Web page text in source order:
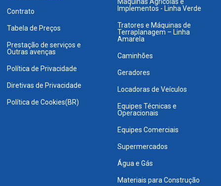
Contrato
Tabela de Preços
Prestação de serviços e
Outras avenças
Política de Privacidade
Diretivas de Privacidade
Política de Cookies(BR)
Implementos - Linha Verde
Tratores e Máquinas de
Terraplanagem – Linha
Amarela
Caminhões
Geradores
Locadoras de Veículos
Equipes Técnicas e
Operacionais
Equipes Comerciais
Supermercados
Água e Gás
Materiais para Construção